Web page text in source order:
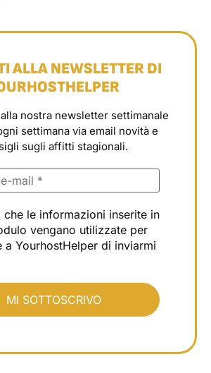
ALLA NEWSLETTER DI
nostra newsletter settimanale
settimana via email novità e
sugli affitti stagionali.
che le informazioni inserite in
vengano utilizzate per
a YourhostHelper di inviarmi